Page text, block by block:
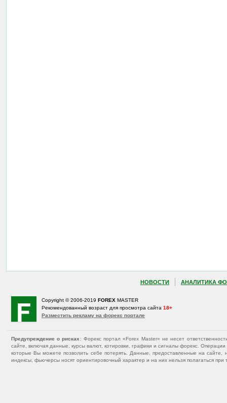
НОВОСТИ АНАЛИТИКА
Copyright © 2006-2019 FOREX MASTER
Рекомендованный возраст для просмотра сайта 18+
Разместить рекламу на форекс портале
Предупреждение о рисках : Форекс портал «Forex Master» не несет
сайте, включая данные, курсы валют, котировки, графики и сигналы форекс.
которые Вы можете позволить себе потерять. Данные, предоставленные на
индексы, фьючерсы носят ориентировочный характер и на них нельзя полагаться при